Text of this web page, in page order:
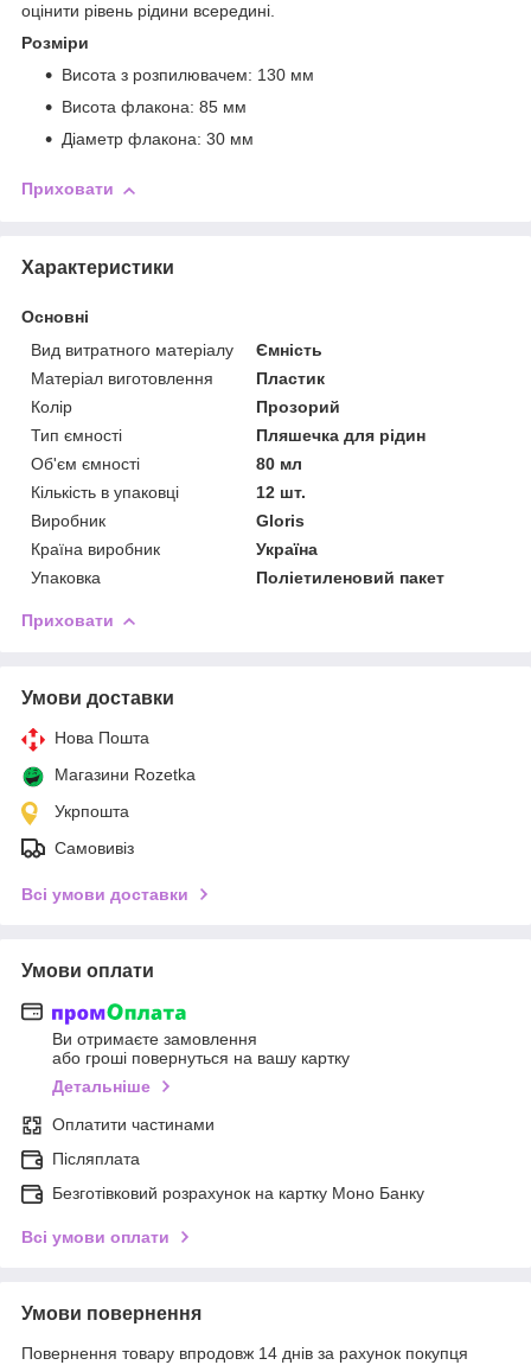
оцінити рівень рідини всередині.
Розміри
Висота з розпилювачем: 130 мм
Висота флакона: 85 мм
Діаметр флакона: 30 мм
Приховати
Характеристики
Основні
Вид витратного матеріалу
Ємність
Матеріал виготовлення
Пластик
Колір
Прозорий
Тип ємності
Пляшечка для рідин
Об'єм ємності
80 мл
Кількість в упаковці
12 шт.
Виробник
Gloris
Країна виробник
Україна
Упаковка
Поліетиленовий пакет
Приховати
Умови доставки
Нова Пошта
Магазини Rozetka
Укрпошта
Самовивіз
Всі умови доставки
Умови оплати
Ви отримаєте замовлення
або гроші повернуться на вашу картку
Детальніше
Оплатити частинами
Післяплата
Безготівковий розрахунок на картку Моно Банку
Всі умови оплати
Умови повернення
Повернення товару впродовж 14 днів за рахунок покупця